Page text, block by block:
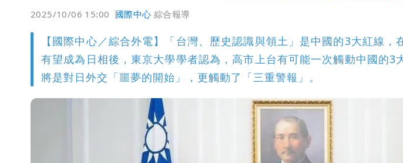
2025/10/06 15:00 國際中心 綜合報導
【國際中心／綜合外電】「台灣、歷史認識與領土」是中國的3大紅線
有望成為日相後，東京大學學者認為，高市上台有可能一次觸動中國的3
將是對日外交「噩夢的開始」，更觸動了「三重警報」。